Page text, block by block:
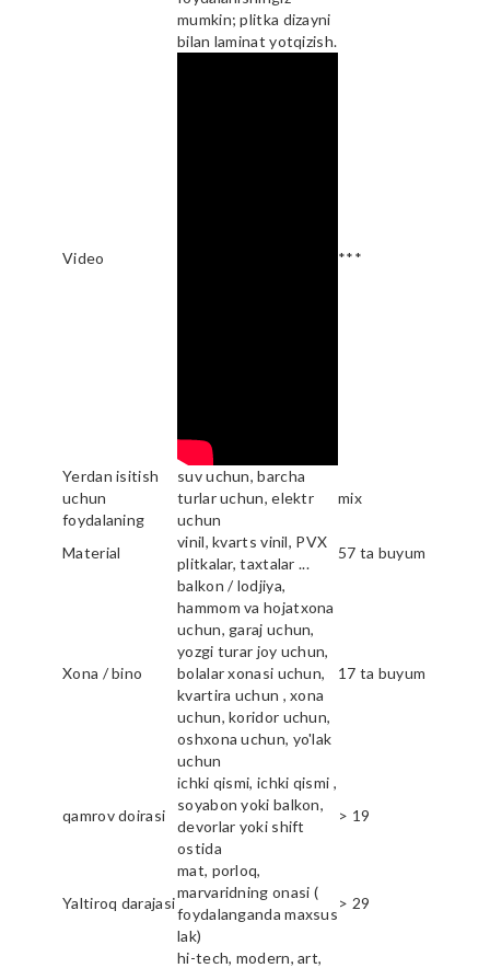
mumkin; plitka dizayni
bilan laminat yotqizish.
Video ***
Yerdan isitish
uchun
foydalaning
suv uchun, barcha
turlar uchun, elektr
uchun
mix
Material
vinil, kvarts vinil, PVX
plitkalar, taxtalar ...
57 ta buyum
Xona / bino
balkon / lodjiya,
hammom va hojatxona
uchun, garaj uchun,
yozgi turar joy uchun,
bolalar xonasi uchun,
kvartira uchun , xona
uchun, koridor uchun,
oshxona uchun, yo'lak
uchun
17 ta buyum
qamrov doirasi
ichki qismi, ichki qismi ,
soyabon yoki balkon,
devorlar yoki shift
ostida
> 19
Yaltiroq darajasi
mat, porloq,
marvaridning onasi (
foydalanganda maxsus
lak)
> 29
hi-tech, modern, art,